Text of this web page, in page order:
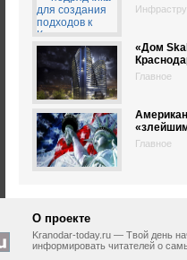
«Дом
Главное
Главное
О проекте
Kranodar-today.ru — Твой день
информировать читателей о